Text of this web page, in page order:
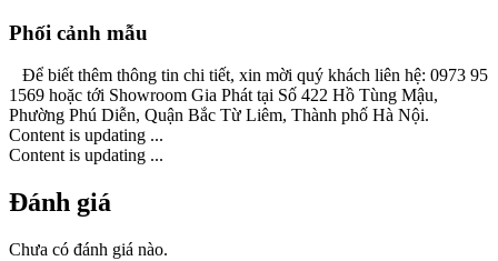
Phối cảnh mẫu
Để biết thêm thông tin chi tiết, xin mời quý khách liên hệ: 0973 95
1569 hoặc tới Showroom Gia Phát tại Số 422 Hồ Tùng Mậu,
Phường Phú Diễn, Quận Bắc Từ Liêm, Thành phố Hà Nội.
Content is updating ...
Content is updating ...
Đánh giá
Chưa có đánh giá nào.